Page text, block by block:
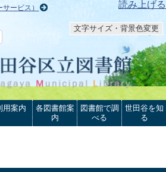
読み上げる
ービス）
文字サイズ・背景色変更
用案内
各図書館案
内
図書館で調
べる
世田谷を知
る